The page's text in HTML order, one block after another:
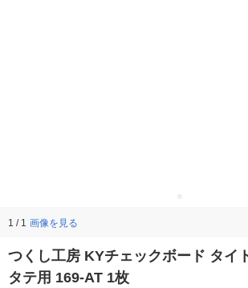
1 / 1 画像を見る
つくし工房 KYチェックボード タイ
タテ用 169-AT 1枚